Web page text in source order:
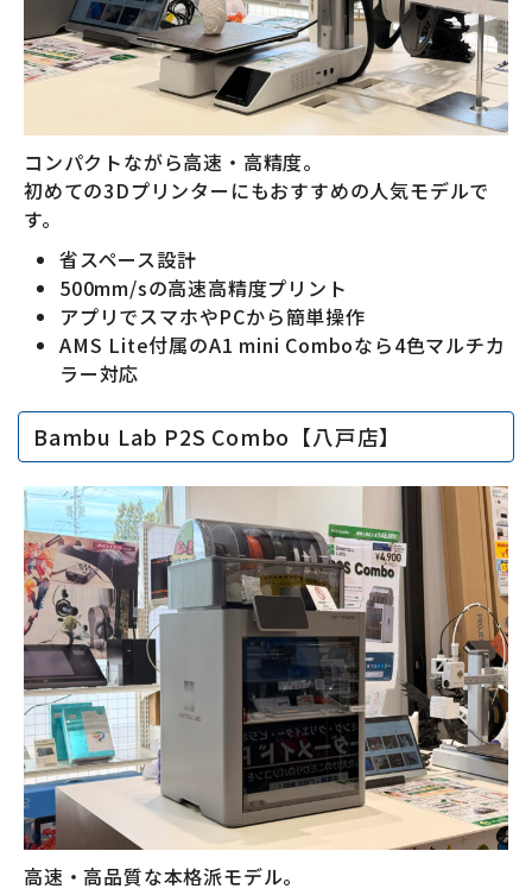
コンパクトながら高速・高精度。
初めての3Dプリンターにもおすすめの人気モデルで
す。
省スペース設計
500mm/sの高速高精度プリント
アプリでスマホやPCから簡単操作
AMS Lite付属のA1 mini Comboなら4色マルチカ
ラー対応
Bambu Lab P2S Combo【八戸店】
高速・高品質な本格派モデル。